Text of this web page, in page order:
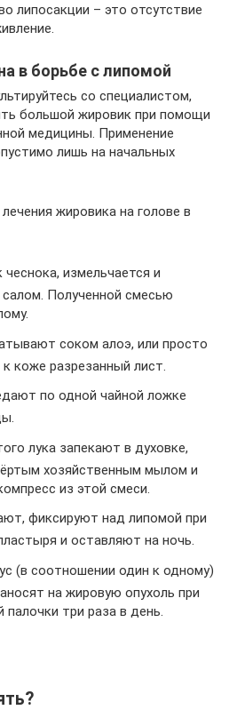
липосакции – это отсутствие
в борьбе с липомой
со специалистом,
большой жировик при помощи
медицины. Применение
лишь на начальных
жировика на голове в
чеснока, измельчается и
Полученной смесью
соком алоэ, или просто
коже разрезанный лист.
по одной чайной ложке
лука запекают в духовке,
хозяйственным мылом и
из этой смеси.
фиксируют над липомой при
и оставляют на ночь.
(в соотношении один к одному)
на жировую опухоль при
три раза в день.